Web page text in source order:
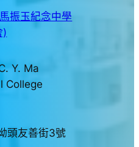
振玉紀念中學
)
Y. Ma
College
頭友善街3號